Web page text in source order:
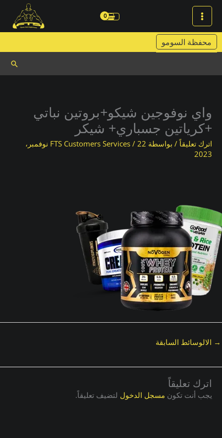
تخطي
المحتوى
محفظة السومو
واي نوفوجين شيكو+بروتين نباتي
+كرياتين جسباري+ شيكر
اترك تعليقاً / بواسطة FTS Customers Services /
22 نوفمبر،
2023
→ الالوسائط السابقة
اترك تعليقاً
يجب أنت تكون مسجل الدخول لتضيف تعليقاً.